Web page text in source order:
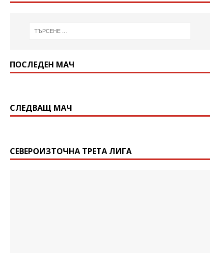
ПОСЛЕДЕН МАЧ
СЛЕДВАЩ МАЧ
СЕВЕРОИЗТОЧНА ТРЕТА ЛИГА